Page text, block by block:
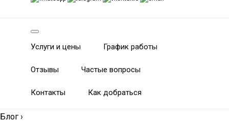
Услуги и цены График работы
Отзывы Частые вопросы
Контакты Как добраться
Блог ›